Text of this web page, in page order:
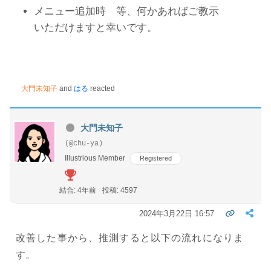
メニュー追加時 等、何かあればご教示
いただけますと幸いです。
大門未知子 and はる reacted
大門未知子
(@chu-ya)
Illustrious Member
Registered
結合: 4年前 投稿: 4597
2024年3月22日 16:57
改善した事から、推測すると以下の流れになりま
す。